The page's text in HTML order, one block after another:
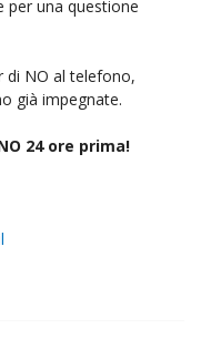
per una questione
di NO al telefono,
già impegnate.
24 ore prima!